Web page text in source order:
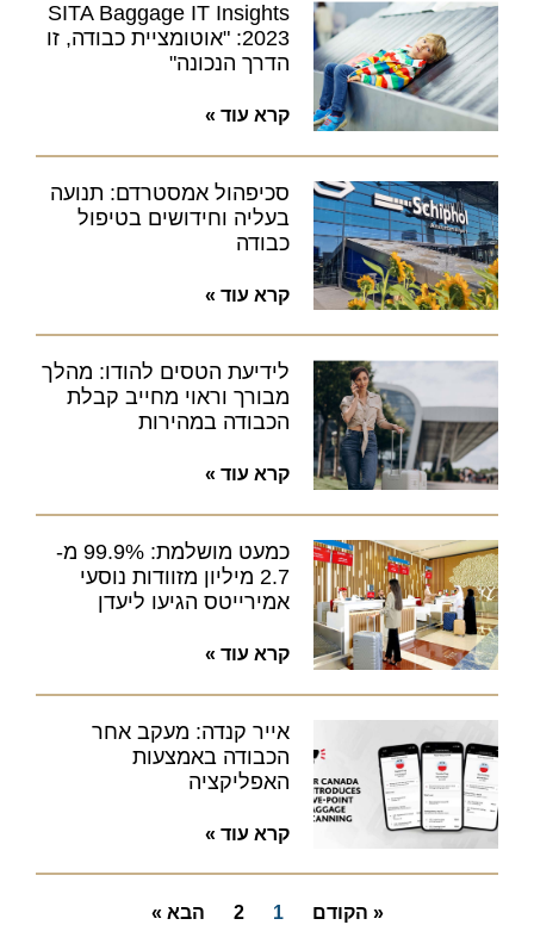
SITA Baggage IT Insights
2023: "אוטומציית כבודה, זו
הדרך הנכונה"
קרא עוד »
סכיפהול אמסטרדם: תנועה
בעליה וחידושים בטיפול
כבודה
קרא עוד »
לידיעת הטסים להודו: מהלך
מבורך וראוי מחייב קבלת
הכבודה במהירות
קרא עוד »
כמעט מושלמת: 99.9% מ-
2.7 מיליון מזוודות נוסעי
אמירייטס הגיעו ליעדן
קרא עוד »
אייר קנדה: מעקב אחר
הכבודה באמצעות
האפליקציה
קרא עוד »
« הקודם 1
2 הבא »